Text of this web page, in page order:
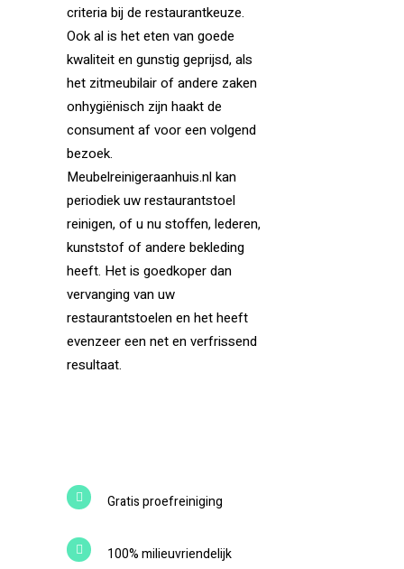
criteria bij de restaurantkeuze.
Ook al is het eten van goede
kwaliteit en gunstig geprijsd, als
het zitmeubilair of andere zaken
onhygiënisch zijn haakt de
consument af voor een volgend
bezoek.
Meubelreinigeraanhuis.nl kan
periodiek uw restaurantstoel
reinigen, of u nu stoffen, lederen,
kunststof of andere bekleding
heeft. Het is goedkoper dan
vervanging van uw
restaurantstoelen en het heeft
evenzeer een net en verfrissend
resultaat.
Gratis proefreiniging
100% milieuvriendelijk